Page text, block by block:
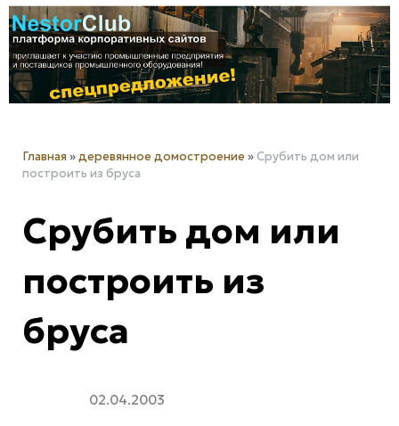
Главная »деревянное домостроение »Срубить дом или
построить из бруса
Срубить дом или
построить из
бруса
02.04.2003